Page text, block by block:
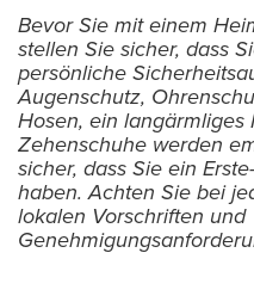
Bevor Sie mit einem
stellen Sie sicher, dass
persönliche
Augenschutz,
Hosen, ein
Zehenschuhe werden
sicher, dass Sie ein
haben. Achten Sie bei
lokalen Vorschriften und